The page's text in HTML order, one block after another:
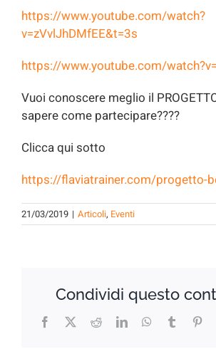
https://www.youtube.com/watch?
v=zVvlJhDMfEE&t=3s
https://www.youtube.com/
Vuoi conoscere meglio il
sapere come partecipare????
Clicca qui sotto
https://flaviatrainer.com/progetto-
21/03/2019 | Articoli, Eventi
Condividi questo
Facebook
X RedditLinkedInWhatsApp
Tumblr